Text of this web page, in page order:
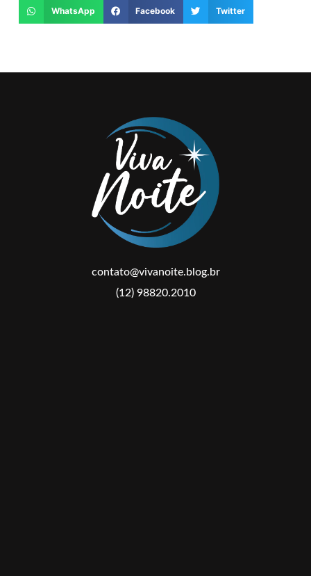
WhatsApp Facebook Twitter
contato@vivanoite.blog.br
(12) 98820.2010